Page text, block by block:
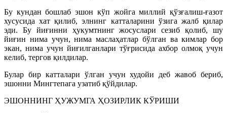
Бу кундан бошлаб эшон кўп жойга миллий қўзғалиш-ғазот
хусусида хат қилиб, элнинг катталарини ўзига жалб қилар
эди. Бу йиғинни ҳукумтнинг жосуслари сезиб қолиб, шу
йиғин нима учун, нима маслаҳатлар бўлган ва кимлар бор
экан, нима учун йиғилганлари тўғрисида ахбор олмоқ учун
келиб, тергов қилдилар.
Булар бир катталари ўлган учун худойи деб жавоб бериб,
эшонни Мингтепага узатиб қўйдилар.
ЭШОННИНГ ҲУЖУМГА ҲОЗИРЛИК КЎРИШИ